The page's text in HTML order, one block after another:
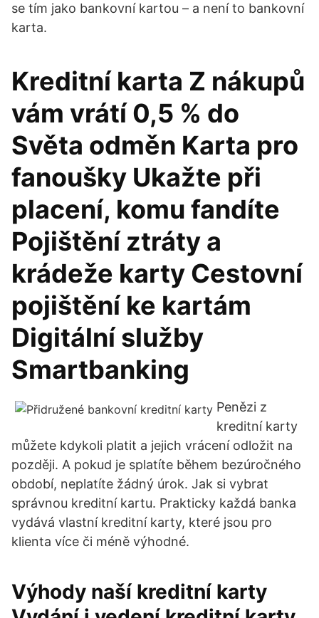
se tím jako bankovní kartou – a není to bankovní
karta.
Kreditní karta Z nákupů
vám vrátí 0,5 % do
Světa odměn Karta pro
fanoušky Ukažte při
placení, komu fandíte
Pojištění ztráty a
krádeže karty Cestovní
pojištění ke kartám
Digitální služby
Smartbanking
Penězi z
kreditní karty
můžete kdykoli platit a jejich vrácení odložit na
později. A pokud je splatíte během bezúročného
období, neplatíte žádný úrok. Jak si vybrat
správnou kreditní kartu. Prakticky každá banka
vydává vlastní kreditní karty, které jsou pro
klienta více či méně výhodné.
Výhody naší kreditní karty